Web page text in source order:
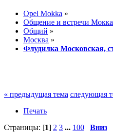
Opel Mokka »
Общение и встречи
Общий »
Москва »
Флудилка Московская,
« предыдущая тема следующая
Печать
Страницы: [1] 2 3 ... 100 Вниз